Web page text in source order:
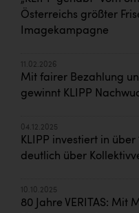
Österreichs größter
Imagekampagne
11.02.2026
Mit fairer Bezahlung
gewinnt KLIPP
04.12.2025
KLIPP investiert in
deutlich über
10.10.2025
80 Jahre VERITAS: Mit